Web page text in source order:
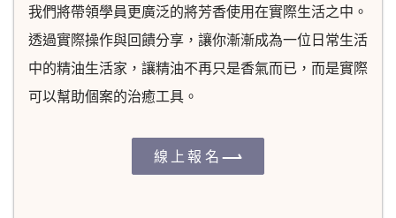
我們將帶領學員更廣泛的將芳香使用在實際生活之中。
透過實際操作與回饋分享，讓你漸漸成為一位日常生活
中的精油生活家，讓精油不再只是香氣而已，而是實際
可以幫助個案的治癒工具。
線上報名